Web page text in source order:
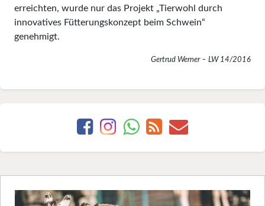
erreichten, wurde nur das Projekt „Tierwohl durch
innovatives Fütterungskonzept beim Schwein“
genehmigt.
Gertrud Werner – LW 14/2016